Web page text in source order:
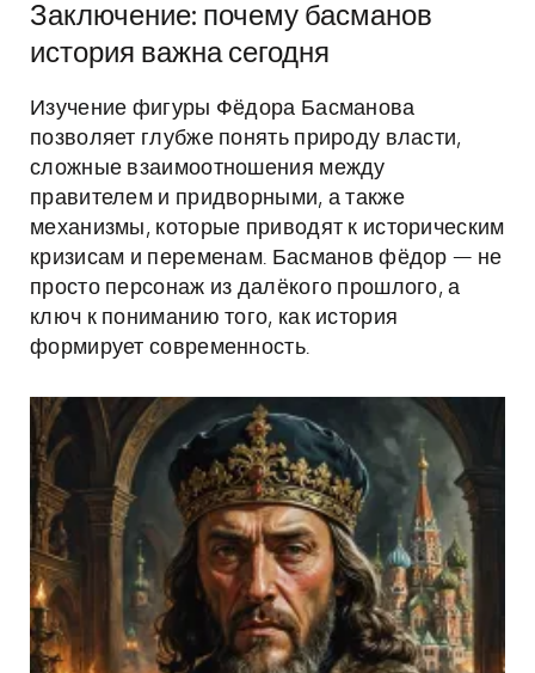
Заключение: почему басманов
история важна сегодня
Изучение фигуры Фёдора Басманова
позволяет глубже понять природу власти,
сложные взаимоотношения между
правителем и придворными, а также
механизмы, которые приводят к историческим
кризисам и переменам. Басманов фёдор — не
просто персонаж из далёкого прошлого, а
ключ к пониманию того, как история
формирует современность.